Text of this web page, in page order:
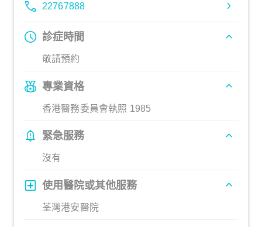
22767888
診症時間
敬請預約
專業資格
香港醫務委員會執照 1985
緊急服務
沒有
使用醫院或其他服務
荃灣港安醫院